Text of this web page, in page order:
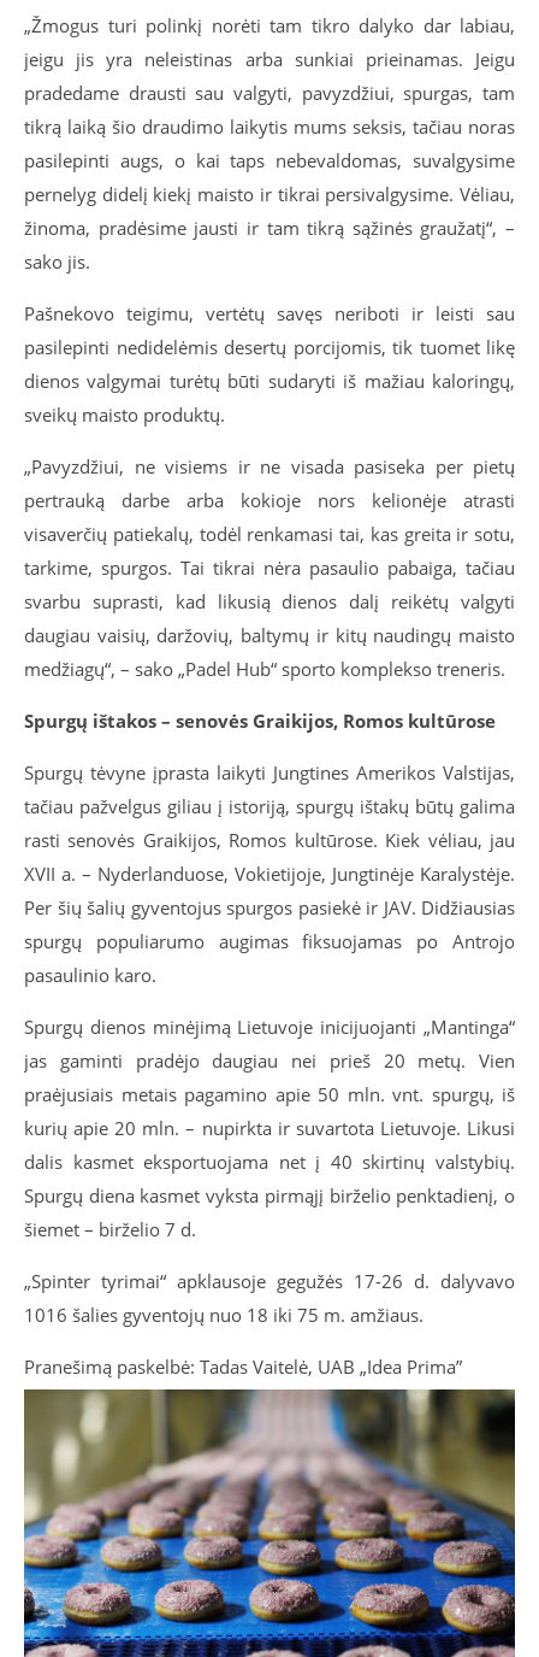
„Žmogus turi polinkį norėti tam tikro dalyko dar labiau,
jeigu jis yra neleistinas arba sunkiai prieinamas. Jeigu
pradedame drausti sau valgyti, pavyzdžiui, spurgas, tam
tikrą laiką šio draudimo laikytis mums seksis, tačiau noras
pasilepinti augs, o kai taps nebevaldomas, suvalgysime
pernelyg didelį kiekį maisto ir tikrai persivalgysime. Vėliau,
žinoma, pradėsime jausti ir tam tikrą sąžinės graužatį“, –
sako jis.
Pašnekovo teigimu, vertėtų savęs neriboti ir leisti sau
pasilepinti nedidelėmis desertų porcijomis, tik tuomet likę
dienos valgymai turėtų būti sudaryti iš mažiau kaloringų,
sveikų maisto produktų.
„Pavyzdžiui, ne visiems ir ne visada pasiseka per pietų
pertrauką darbe arba kokioje nors kelionėje atrasti
visaverčių patiekalų, todėl renkamasi tai, kas greita ir sotu,
tarkime, spurgos. Tai tikrai nėra pasaulio pabaiga, tačiau
svarbu suprasti, kad likusią dienos dalį reikėtų valgyti
daugiau vaisių, daržovių, baltymų ir kitų naudingų maisto
medžiagų“, – sako „Padel Hub“ sporto komplekso treneris.
Spurgų ištakos – senovės Graikijos, Romos kultūrose
Spurgų tėvyne įprasta laikyti Jungtines Amerikos Valstijas,
tačiau pažvelgus giliau į istoriją, spurgų ištakų būtų galima
rasti senovės Graikijos, Romos kultūrose. Kiek vėliau, jau
XVII a. – Nyderlanduose, Vokietijoje, Jungtinėje Karalystėje.
Per šių šalių gyventojus spurgos pasiekė ir JAV. Didžiausias
spurgų populiarumo augimas fiksuojamas po Antrojo
pasaulinio karo.
Spurgų dienos minėjimą Lietuvoje inicijuojanti „Mantinga“
jas gaminti pradėjo daugiau nei prieš 20 metų. Vien
praėjusiais metais pagamino apie 50 mln. vnt. spurgų, iš
kurių apie 20 mln. – nupirkta ir suvartota Lietuvoje. Likusi
dalis kasmet eksportuojama net į 40 skirtinų valstybių.
Spurgų diena kasmet vyksta pirmąjį birželio penktadienį, o
šiemet – birželio 7 d.
„Spinter tyrimai“ apklausoje gegužės 17-26 d. dalyvavo
1016 šalies gyventojų nuo 18 iki 75 m. amžiaus.
Pranešimą paskelbė: Tadas Vaitelė, UAB „Idea Prima”